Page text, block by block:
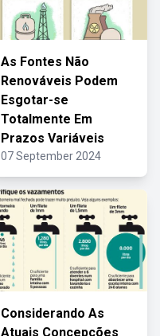
As Fontes Não
Renováveis Podem
Esgotar-se
Totalmente Em
Prazos Variáveis
07 September 2024
Considerando As
Atuais Concepções